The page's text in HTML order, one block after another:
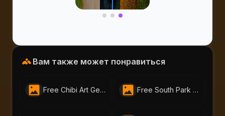
Вам также может понравиться
Free Chibi Art Generator by AI Portraits – Create Cute Animated Images Instantly Free South Park Character Creator – Instantly Make South Park Avatars | AI-Portraits.org